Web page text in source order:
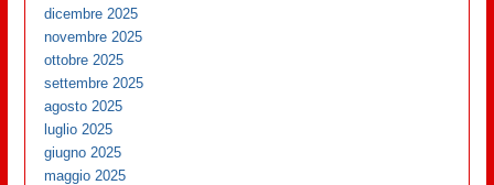
dicembre 2025
novembre 2025
ottobre 2025
settembre 2025
agosto 2025
luglio 2025
giugno 2025
maggio 2025